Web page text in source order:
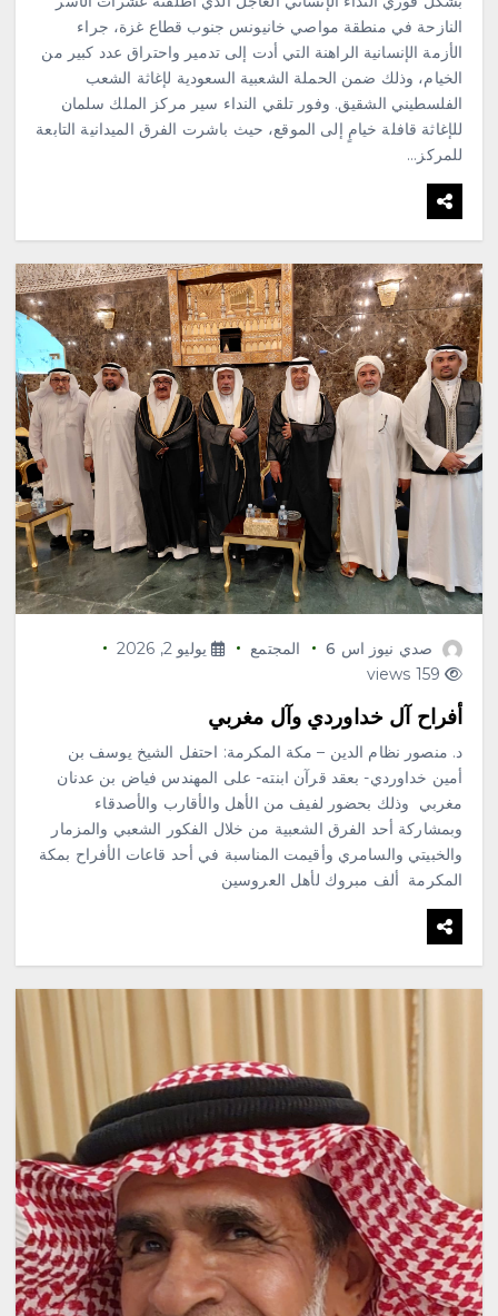
النازحة في منطقة مواصي خانيونس جنوب قطاع غزة، جراء
الأزمة الإنسانية الراهنة التي أدت إلى تدمير واحتراق عدد كبير من
الخيام، وذلك ضمن الحملة الشعبية السعودية لإغاثة الشعب
الفلسطيني الشقيق. وفور تلقي النداء سير مركز الملك سلمان
للإغاثة قافلة خيامٍ إلى الموقع، حيث باشرت الفرق الميدانية التابعة
للمركز…
صدي نيوز اس 6 المجتمع
يوليو 2, 2026
159 views
أفراح آل خداوردي وآل مغربي
د. منصور نظام الدين – مكة المكرمة: احتفل الشيخ يوسف بن
أمين خداوردي- بعقد قرآن ابنته- على المهندس فياض بن عدنان
مغربي وذلك بحضور لفيف من الأهل والأقارب والأصدقاء
وبمشاركة أحد الفرق الشعبية من خلال الفكور الشعبي والمزمار
والخبيتي والسامري وأقيمت المناسبة في أحد قاعات الأفراح بمكة
المكرمة ألف مبروك لأهل العروسين